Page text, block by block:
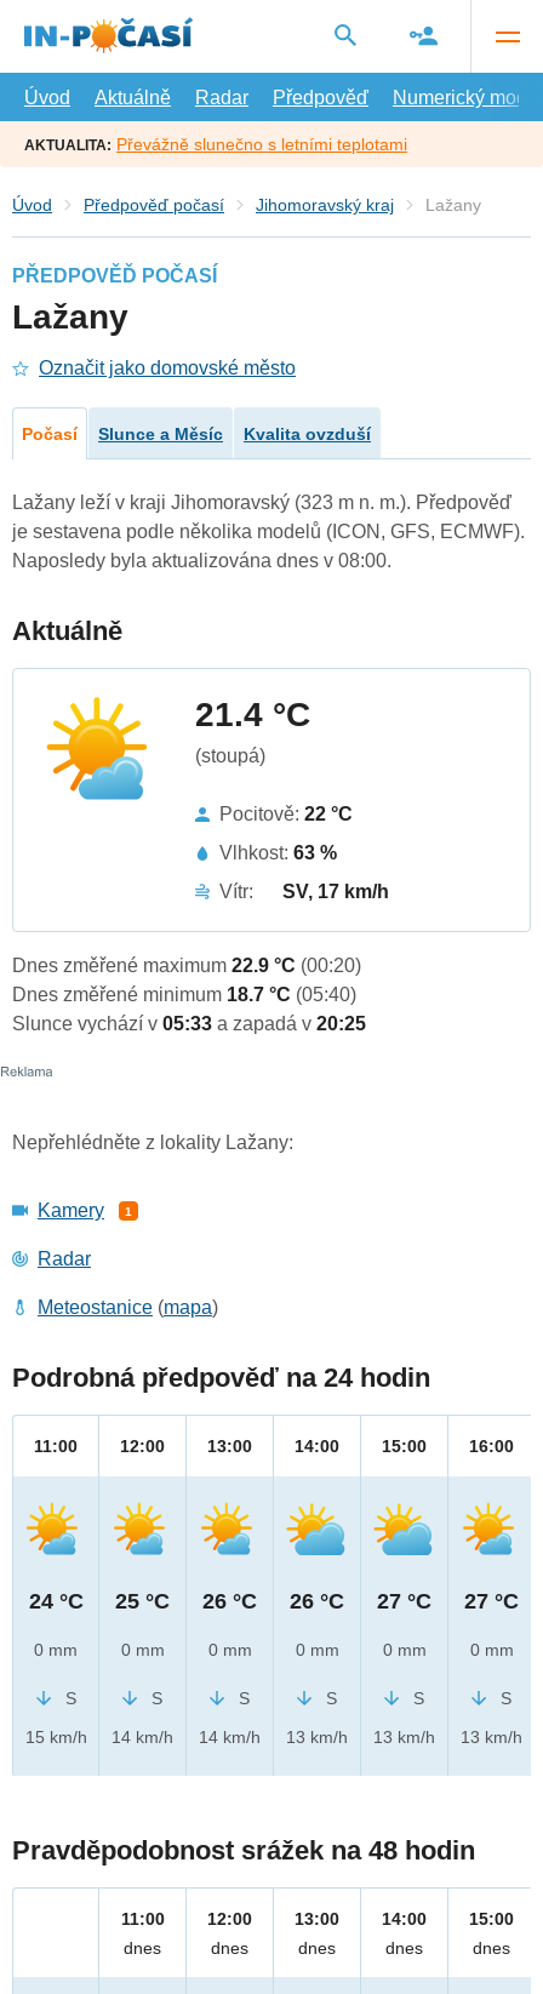
hlavní
Úvod
Aktuálně Radar Předpověď Numerický model
AKTUALITA: Převážně slunečno s letními teplotami
Úvod Předpověď počasí Jihomoravský kraj Lažany
PŘEDPOVĚĎ POČASÍ
Lažany
Označit jako domovské město
Počasí Slunce a Měsíc Kvalita ovzduší
Lažany leží v kraji Jihomoravský (323 m n. m.). Předpověď
je sestavena podle několika modelů (ICON, GFS, ECMWF).
Naposledy byla aktualizována dnes v 08:00.
Aktuálně
21.4 °C
(stoupá)
Pocitově: 22 °C
Vlhkost: 63 %
Vítr:
SV, 17 km/h
Dnes změřené maximum 22.9 °C (00:20)
Dnes změřené minimum 18.7 °C (05:40)
Slunce vychází v 05:33 a zapadá v 20:25
Nepřehlédněte z lokality Lažany:
Kamery 1
Radar
Meteostanice (mapa)
Podrobná předpověď na 24 hodin
11:00
24 °C
0 mm
S
15 km/h
12:00
25 °C
0 mm
S
14 km/h
13:00
26 °C
0 mm
S
14 km/h
14:00
26 °C
0 mm
S
13 km/h
15:00
27 °C
0 mm
S
13 km/h
16:00
27 °C
0 mm
S
13 km/h
Pravděpodobnost srážek na 48 hodin
11:00
dnes
12:00
dnes
13:00
dnes
14:00
dnes
15:00
dnes